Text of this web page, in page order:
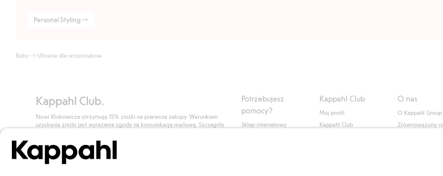
Personal Styling
Baby Ubrania dla wcześniaków
Kappahl Club.
Nowi Klubowicze otrzymują 15% zniżki na pierwsze zakupy. Warunkiem
uzyskania zniżki jest wyrażenie zgody na komunikację mailową. Szczegóły
Dołącz do Klubu!
Potrzebujesz
pomocy?
Sklep internetowy
Kappahl Club
Mój profil
Kappahl Club
O nas
O Kappahl Group
Zrównoważony